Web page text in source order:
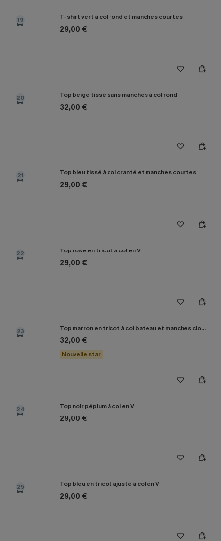
19 T-shirt vert à col rond et manches courtes
29,00 €
20 Top beige tissé sans manches à col rond
32,00 €
21 Top bleu tissé à col cranté et manches courtes
29,00 €
22 Top rose en tricot à col en V
29,00 €
23 Top marron en tricot à col bateau et manches cloche
32,00 €
Nouvelle star
24 Top noir péplum à col en V
29,00 €
25 Top bleu en tricot ajusté à col en V
29,00 €